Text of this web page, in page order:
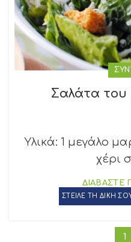
Σαλάτα
Yλικά: 1 μεγάλο
χέρι
ΔΙΑΒΑΣΤΕ
ΣΤΕΙΛΕ ΤΗ ΔΙΚΗ
1